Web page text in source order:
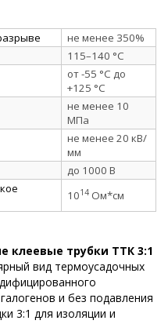
не менее 350%
115–140 °C
от -55 °C до
+125 °C
не менее 10
МПа
не менее 20 кВ/
мм
до 1000 В
1014 Ом*см
клеевые трубки ТТК 3:1
вид термоусадочных
и без подавления
3:1 для изоляции и